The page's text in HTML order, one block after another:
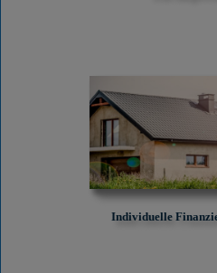
Individuelle